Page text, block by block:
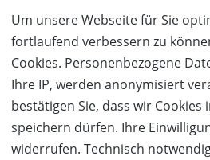
Um unsere Webseite für Sie
fortlaufend verbessern zu
Cookies. Personenbezogene
Ihre IP, werden anonymisiert
bestätigen Sie, dass wir Cookies
speichern dürfen. Ihre
widerrufen. Technisch
Gesundheit aus dem Schoß
Ein Aufenthalt im Heilstollen
tiefen Entspannung, die sich
Organismus auswirkt. Auf diese
Immunsystem und die
natürlichem Weg gestärkt.